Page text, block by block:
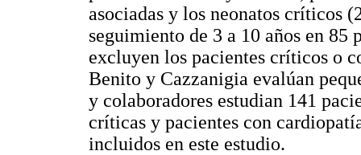
asociadas y los neonatos críticos
seguimiento de 3 a 10 años en 85
excluyen los pacientes críticos o
Benito y Cazzanigia evalúan
y colaboradores estudian 141
críticas y pacientes con
incluidos en este estudio.